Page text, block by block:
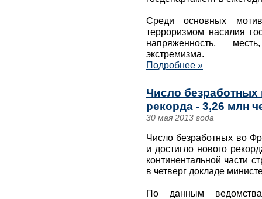
Среди основных
терроризмом насилия
напряженность,
экстремизма.
Подробнее »
Число безработных
рекорда - 3,26 млн
30 мая 2013 года
Число безработных во
и достигло нового
континентальной части
в четверг докладе
По данным